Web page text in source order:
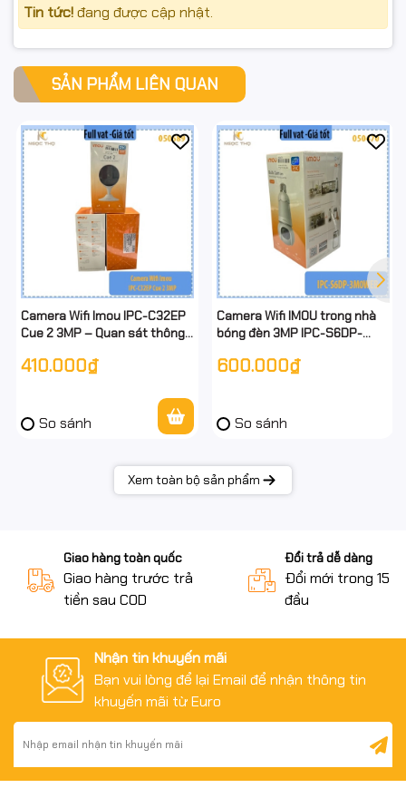
Tin tức!đang được cập nhật.
SẢN PHẨM LIÊN QUAN
Camera Wifi Imou IPC-C32EP
Cue 2 3MP – Quan sát thông
đàm thoại 2 chiều
410.000₫
So sánh
Camera Wifi IMOU trong nhà
bóng đèn 3MP IPC-S6DP-
600.000₫
So sánh
Xem toàn bộ sản phẩm
Giao hàng toàn quốc
Giao hàng trước trả
tiền sau COD
Đổi trả dễ dàng
Đổi mới trong 15
đầu
Nhận tin khuyến mãi
Bạn vui lòng để lại Email để nhận thông tin
khuyến mãi từ Euro